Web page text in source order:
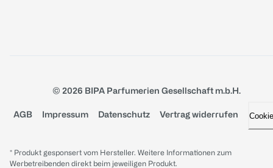
© 2026 BIPA Parfumerien Gesellschaft m.b.H.
AGB Impressum Datenschutz Vertrag widerrufen
* Produkt gesponsert vom Hersteller. Weitere Informationen zum
Werbetreibenden direkt beim jeweiligen Produkt.